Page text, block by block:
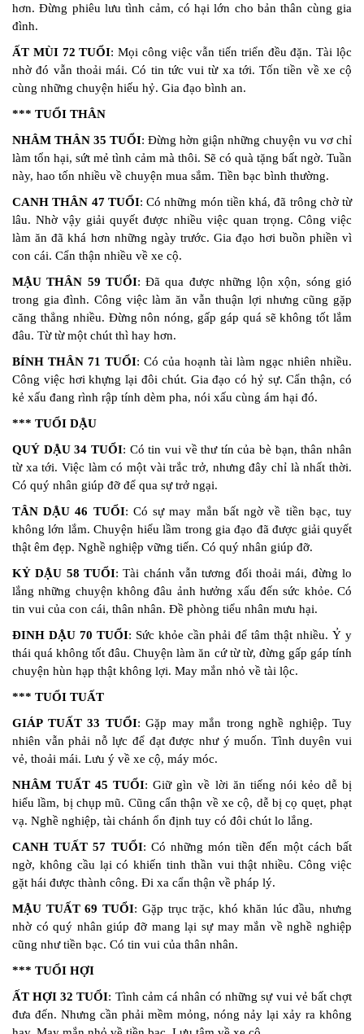
hơn. Đừng phiêu lưu tình cảm, có hại lớn cho bản thân cùng gia
đình.
ẤT MÙI 72 TUỔI: Mọi công việc vẫn tiến triển đều đặn. Tài lộc
nhờ đó vẫn thoải mái. Có tin tức vui từ xa tới. Tốn tiền về xe cộ
cùng những chuyện hiếu hỷ. Gia đạo bình an.
*** TUỔI THÂN
NHÂM THÂN 35 TUỔI: Đừng hờn giận những chuyện vu vơ chỉ
làm tổn hại, sứt mẻ tình cảm mà thôi. Sẽ có quà tặng bất ngờ. Tuần
này, hao tốn nhiều về chuyện mua sắm. Tiền bạc bình thường.
CANH THÂN 47 TUỔI: Có những món tiền khá, đã trông chờ từ
lâu. Nhờ vậy giải quyết được nhiều việc quan trọng. Công việc
làm ăn đã khá hơn những ngày trước. Gia đạo hơi buồn phiền vì
con cái. Cẩn thận nhiều về xe cộ.
MẬU THÂN 59 TUỔI: Đã qua được những lộn xộn, sóng gió
trong gia đình. Công việc làm ăn vẫn thuận lợi nhưng cũng gặp
căng thẳng nhiều. Đừng nôn nóng, gấp gáp quá sẽ không tốt lắm
đâu. Từ từ một chút thì hay hơn.
BÍNH THÂN 71 TUỔI: Có của hoạnh tài làm ngạc nhiên nhiều.
Công việc hơi khựng lại đôi chút. Gia đạo có hỷ sự. Cẩn thận, có
kẻ xấu đang rình rập tính dèm pha, nói xấu cùng ám hại đó.
*** TUỔI DẬU
QUÝ DẬU 34 TUỔI: Có tin vui về thư tín của bè bạn, thân nhân
từ xa tới. Việc làm có một vài trắc trở, nhưng đây chỉ là nhất thời.
Có quý nhân giúp đỡ để qua sự trở ngại.
TÂN DẬU 46 TUỔI: Có sự may mắn bất ngờ về tiền bạc, tuy
không lớn lắm. Chuyện hiểu lầm trong gia đạo đã được giải quyết
thật êm đẹp. Nghề nghiệp vững tiến. Có quý nhân giúp đỡ.
KỶ DẬU 58 TUỔI: Tài chánh vẫn tương đối thoải mái, đừng lo
lắng những chuyện không đâu ảnh hưởng xấu đến sức khỏe. Có
tin vui của con cái, thân nhân. Đề phòng tiểu nhân mưu hại.
ĐINH DẬU 70 TUỔI: Sức khỏe cần phải để tâm thật nhiều. Ỷ y
thái quá không tốt đâu. Chuyện làm ăn cứ từ từ, đừng gấp gáp tính
chuyện hùn hạp thật không lợi. May mắn nhỏ về tài lộc.
*** TUỔI TUẤT
GIÁP TUẤT 33 TUỔI: Gặp may mắn trong nghề nghiệp. Tuy
nhiên vẫn phải nỗ lực để đạt được như ý muốn. Tình duyên vui
vẻ, thoải mái. Lưu ý về xe cộ, máy móc.
NHÂM TUẤT 45 TUỔI: Giữ gìn về lời ăn tiếng nói kẻo dễ bị
hiểu lầm, bị chụp mũ. Cũng cẩn thận về xe cộ, dễ bị cọ quẹt, phạt
vạ. Nghề nghiệp, tài chánh ổn định tuy có đôi chút lo lắng.
CANH TUẤT 57 TUỔI: Có những món tiền đến một cách bất
ngờ, không cầu lại có khiến tinh thần vui thật nhiều. Công việc
gặt hái được thành công. Đi xa cẩn thận về pháp lý.
MẬU TUẤT 69 TUỔI: Gặp trục trặc, khó khăn lúc đầu, nhưng
nhờ có quý nhân giúp đỡ mang lại sự may mắn về nghề nghiệp
cũng như tiền bạc. Có tin vui của thân nhân.
*** TUỔI HỢI
ẤT HỢI 32 TUỔI: Tình cảm cá nhân có những sự vui vẻ bất chợt
đưa đến. Nhưng cần phải mềm mỏng, nóng nảy lại xảy ra không